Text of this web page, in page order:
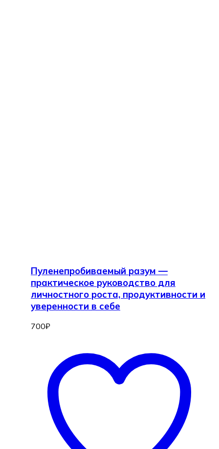
Пуленепробиваемый разум —
практическое руководство для
личностного роста, продуктивности и
уверенности в себе
700₽